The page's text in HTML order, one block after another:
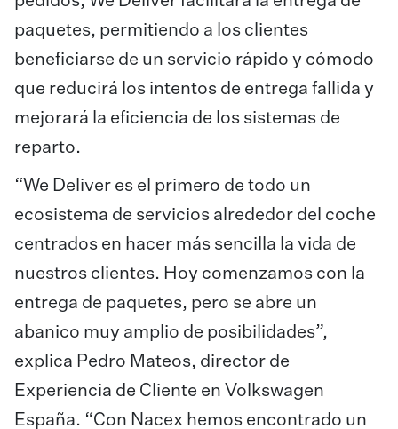
paquetes, permitiendo a los clientes
beneficiarse de un servicio rápido y cómodo
que reducirá los intentos de entrega fallida y
mejorará la eficiencia de los sistemas de
reparto.
“We Deliver es el primero de todo un
ecosistema de servicios alrededor del coche
centrados en hacer más sencilla la vida de
nuestros clientes. Hoy comenzamos con la
entrega de paquetes, pero se abre un
abanico muy amplio de posibilidades”,
explica Pedro Mateos, director de
Experiencia de Cliente en Volkswagen
España. “Con Nacex hemos encontrado un